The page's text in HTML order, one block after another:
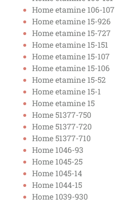
Home etamine 106-107
Home etamine 15-926
Home etamine 15-727
Home etamine 15-151
Home etamine 15-107
Home etamine 15-106
Home etamine 15-52
Home etamine 15-1
Home etamine 15
Home 51377-750
Home 51377-720
Home 51377-710
Home 1046-93
Home 1045-25
Home 1045-14
Home 1044-15
Home 1039-930